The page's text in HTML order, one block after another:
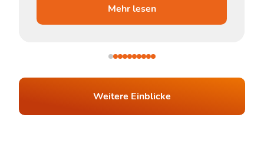
Mehr lesen
Weitere Einblicke